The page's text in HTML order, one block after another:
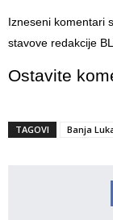
Izneseni komentari
stavove redakcije
Ostavite
TAGOVI Banja